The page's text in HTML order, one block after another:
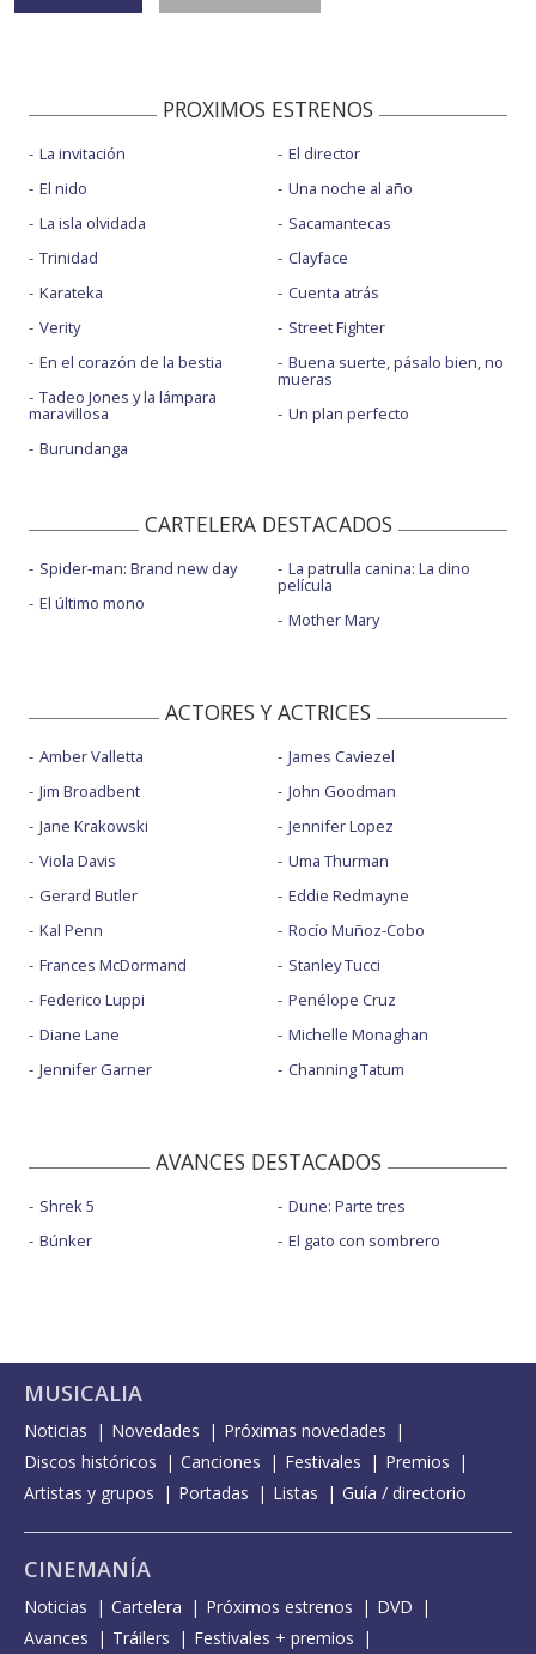
PROXIMOS ESTRENOS
La invitación
El nido
La isla olvidada
Trinidad
Karateka
Verity
En el corazón de la bestia
Tadeo Jones y la lámpara
maravillosa
Burundanga
El director
Una noche al año
Sacamantecas
Clayface
Cuenta atrás
Street Fighter
Buena suerte, pásalo bien, no
mueras
Un plan perfecto
CARTELERA DESTACADOS
Spider-man: Brand new day
El último mono
La patrulla canina: La dino
película
Mother Mary
ACTORES Y ACTRICES
Amber Valletta
Jim Broadbent
Jane Krakowski
Viola Davis
Gerard Butler
Kal Penn
Frances McDormand
Federico Luppi
Diane Lane
Jennifer Garner
James Caviezel
John Goodman
Jennifer Lopez
Uma Thurman
Eddie Redmayne
Rocío Muñoz-Cobo
Stanley Tucci
Penélope Cruz
Michelle Monaghan
Channing Tatum
AVANCES DESTACADOS
Shrek 5
Búnker
Dune: Parte tres
El gato con sombrero
MUSICALIA
Noticias Novedades
Próximas novedades
Discos históricos
Canciones Festivales
Premios
Artistas y grupos
Portadas Listas Guía / directorio
CINEMANÍA
Noticias Cartelera Próximos estrenos
DVD
Avances
Tráilers Festivales + premios